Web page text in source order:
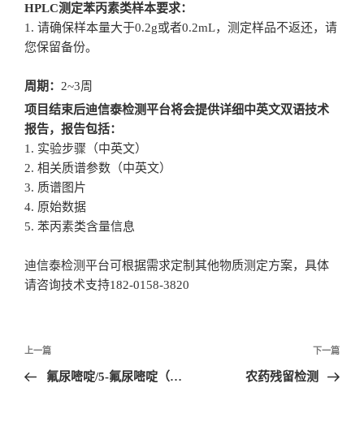
HPLC测定苯丙素类样本要求：
1. 请确保样本量大于0.2g或者0.2mL，测定样品不返还，请
您保留备份。
周期： 2~3周
项目结束后迪信泰检测平台将会提供详细中英文双语技术
报告，报告包括：
1. 实验步骤（中英文）
2. 相关质谱参数（中英文）
3. 质谱图片
4. 原始数据
5. 苯丙素类含量信息
迪信泰检测平台可根据需求定制其他物质测定方案，具体
请咨询技术支持182-0158-3820
文
章
上一篇
氟尿嘧啶/5-氟尿嘧啶（5-FU）检测
下一篇
农药残留检测